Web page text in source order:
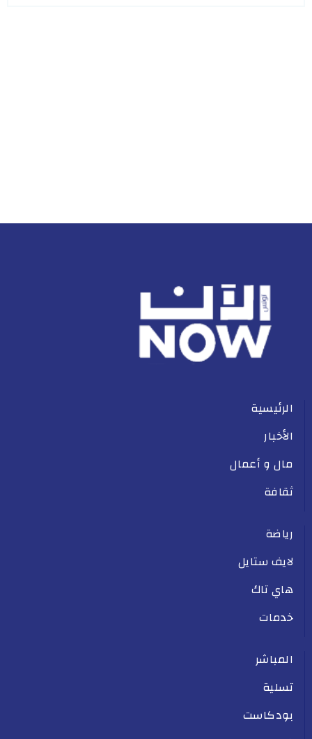
الرئيسية
الأخبار
مال و أعمال
ثقافة
رياضة
لايف ستايل
هاي تاك
خدمات
المباشر
تسلية
بودكاست